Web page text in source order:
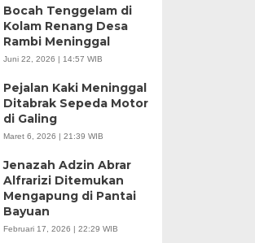
dan Loka
Sinergi
2026 - 17:58 WIB
Politeknik Negeri Sambas (Poltesa)
Bocah Tenggelam di
Kolam Renang Desa
Rambi Meninggal
Juni 22, 2026 | 14:57 WIB
Pejalan Kaki Meninggal
Ditabrak Sepeda Motor
di Galing
Maret 6, 2026 | 21:39 WIB
Jenazah Adzin Abrar
Alfrarizi Ditemukan
Mengapung di Pantai
Bayuan
Februari 17, 2026 | 22:29 WIB